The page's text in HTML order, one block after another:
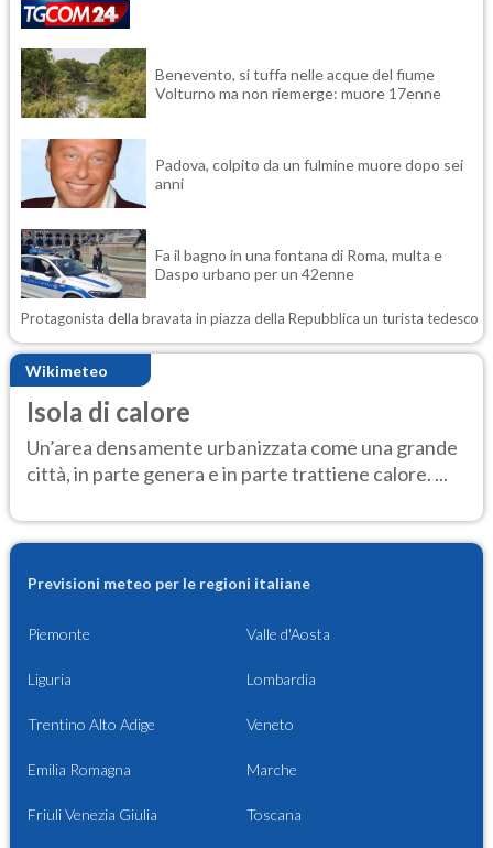
Benevento, si tuffa nelle acque del fiume
Volturno ma non riemerge: muore 17enne
Padova, colpito da un fulmine muore dopo sei
anni
Fa il bagno in una fontana di Roma, multa e
Daspo urbano per un 42enne
Protagonista della bravata in piazza della Repubblica un turista tedesco
Wikimeteo
Isola di calore
Un’area densamente urbanizzata come una grande
città, in parte genera e in parte trattiene calore. ...
Previsioni meteo per le regioni italiane
Piemonte Valle d'Aosta
Liguria Lombardia
Trentino Alto Adige Veneto
Emilia Romagna Marche
Friuli Venezia Giulia Toscana